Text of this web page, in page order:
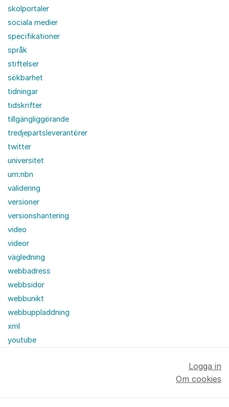
skolportaler
sociala medier
specifikationer
språk
stiftelser
sökbarhet
tidningar
tidskrifter
tillgängliggörande
tredjepartsleverantörer
twitter
universitet
urn:nbn
validering
versioner
versionshantering
video
videor
vägledning
webbadress
webbsidor
webbunikt
webbuppladdning
xml
youtube
Logga in
Om cookies